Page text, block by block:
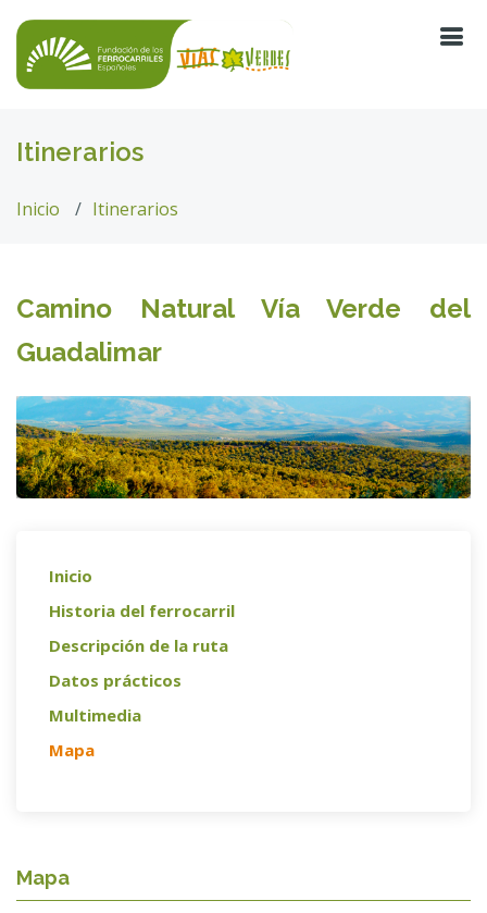
Itinerarios
Inicio Itinerarios
Camino Natural Vía Verde del
Guadalimar
Inicio
Historia del ferrocarril
Descripción de la ruta
Datos prácticos
Multimedia
Mapa
Mapa